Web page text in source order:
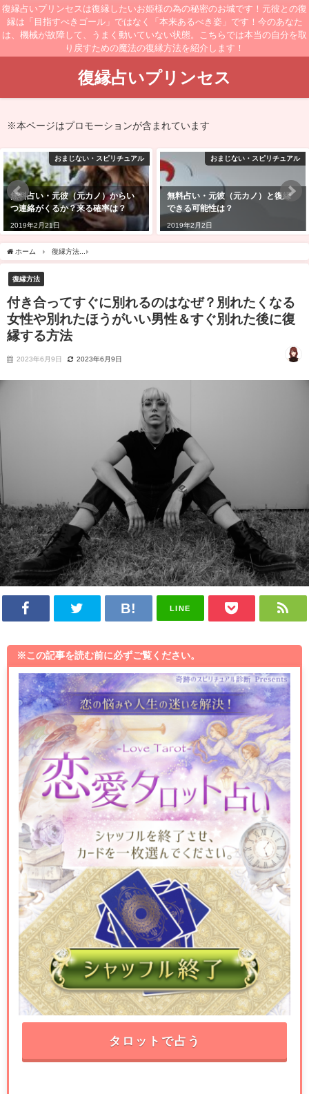
復縁占いプリンセスは復縁したいお姫様の為の秘密のお城です！元彼との復
縁は「目指すべきゴール」ではなく「本来あるべき姿」です！今のあなた
は、機械が故障して、うまく動いていない状態。こちらでは本当の自分を取
り戻すための魔法の復縁方法を紹介します！
復縁占いプリンセス
※本ページはプロモーションが含まれています
おまじない・スピリチュアル
無料占い・元彼（元カノ）と復縁
できる可能性は？
2019年2月2日
おまじない・スピリチュアル
無料占い・元彼（元カノ）との復
縁は諦めるべき？新しい恋がい
ホーム 復縁方法
復縁方法
付き合ってすぐに別れるのはなぜ？別れたくなる
女性や別れたほうがいい男性＆すぐ別れた後に復
縁する方法
2023年6月9日 2023年6月9日
LINE
※この記事を読む前に必ずご覧ください。
タロットで占う